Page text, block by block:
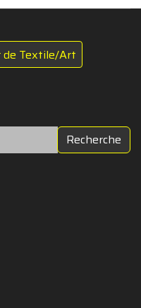
Textile/Art
Recherche